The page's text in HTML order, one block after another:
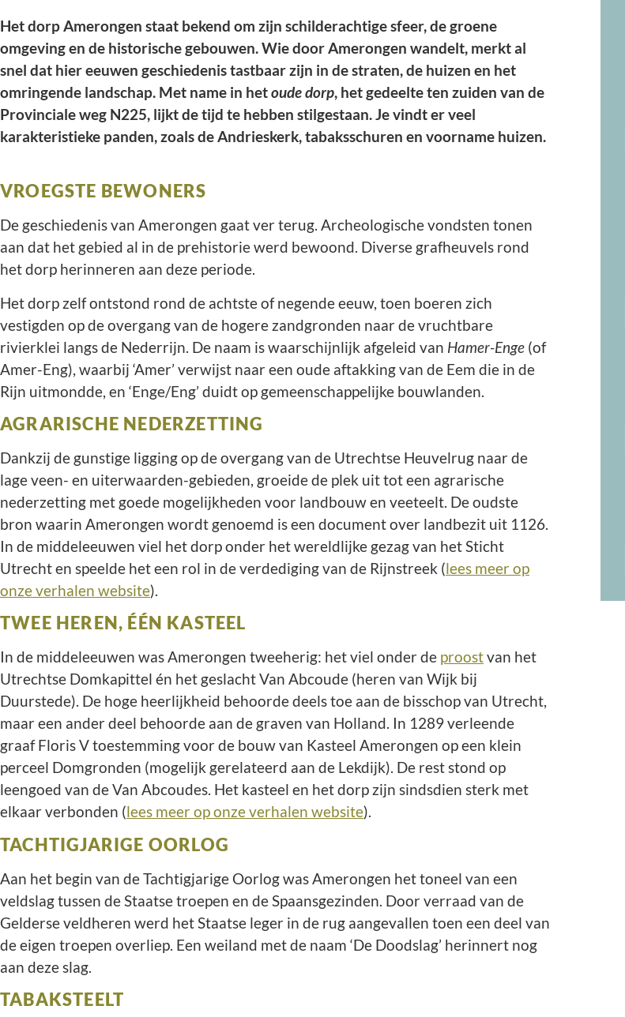
Het dorp Amerongen staat bekend om zijn schilderachtige sfeer, de groene
omgeving en de historische gebouwen. Wie door Amerongen wandelt, merkt al
snel dat hier eeuwen geschiedenis tastbaar zijn in de straten, de huizen en het
omringende landschap. Met name in hetoude dorp, het gedeelte ten zuiden van de
Provinciale weg N225, lijkt de tijd te hebben stilgestaan. Je vindt er veel
karakteristieke panden, zoals de Andrieskerk, tabaksschuren en voorname huizen.
VROEGSTE BEWONERS
De geschiedenis van Amerongen gaat ver terug. Archeologische vondsten tonen
aan dat het gebied al in de prehistorie werd bewoond. Diverse grafheuvels rond
het dorp herinneren aan deze periode.
Het dorp zelf ontstond rond de achtste of negende eeuw, toen boeren zich
vestigden op de overgang van de hogere zandgronden naar de vruchtbare
rivierklei langs de Nederrijn. De naam is waarschijnlijk afgeleid van Hamer-Enge (of
Amer-Eng), waarbij ‘Amer’ verwijst naar een oude aftakking van de Eem die in de
Rijn uitmondde, en ‘Enge/Eng’ duidt op gemeenschappelijke bouwlanden.
AGRARISCHE NEDERZETTING
Dankzij de gunstige ligging op de overgang van de Utrechtse Heuvelrug naar de
lage veen- en uiterwaarden-gebieden, groeide de plek uit tot een agrarische
nederzetting met goede mogelijkheden voor landbouw en veeteelt. De oudste
bron waarin Amerongen wordt genoemd is een document over landbezit uit 1126.
In de middeleeuwen viel het dorp onder het wereldlijke gezag van het Sticht
Utrecht en speelde het een rol in de verdediging van de Rijnstreek (lees meer op
onze verhalen website).
TWEE HEREN, ÉÉN KASTEEL
In de middeleeuwen was Amerongen tweeherig: het viel onder de proostvan het
Utrechtse Domkapittel én het geslacht Van Abcoude (heren van Wijk bij
Duurstede). De hoge heerlijkheid behoorde deels toe aan de bisschop van Utrecht,
maar een ander deel behoorde aan de graven van Holland. In 1289 verleende
graaf Floris V toestemming voor de bouw van Kasteel Amerongen op een klein
perceel Domgronden (mogelijk gerelateerd aan de Lekdijk). De rest stond op
leengoed van de Van Abcoudes. Het kasteel en het dorp zijn sindsdien sterk met
elkaar verbonden (lees meer op onze verhalen website).
TACHTIGJARIGE OORLOG
Aan het begin van de Tachtigjarige Oorlog was Amerongen het toneel van een
veldslag tussen de Staatse troepen en de Spaansgezinden. Door verraad van de
Gelderse veldheren werd het Staatse leger in de rug aangevallen toen een deel van
de eigen troepen overliep. Een weiland met de naam ‘De Doodslag’ herinnert nog
aan deze slag.
TABAKSTEELT